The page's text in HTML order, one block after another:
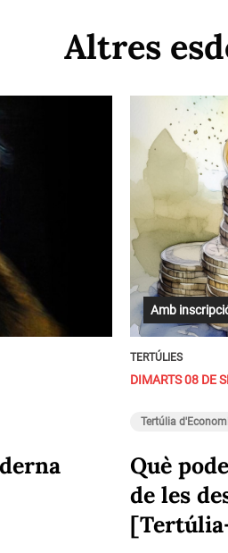
Altres
Amb
TERTÚLIES
DIMARTS 08 DE
Tertúlia
Què
de les